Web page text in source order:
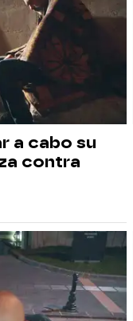
a cabo su
contra